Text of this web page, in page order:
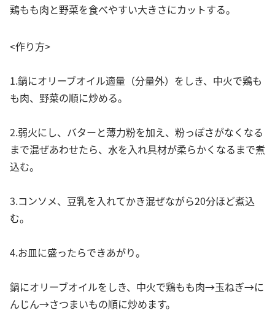
鶏もも肉と野菜を食べやすい大きさにカットする。
<作り方>
1.鍋にオリーブオイル適量（分量外）をしき、中火で鶏も
も肉、野菜の順に炒める。
2.弱火にし、バターと薄力粉を加え、粉っぽさがなくなる
まで混ぜあわせたら、水を入れ具材が柔らかくなるまで煮
込む。
3.コンソメ、豆乳を入れてかき混ぜながら20分ほど煮込
む。
4.お皿に盛ったらできあがり。
鍋にオリーブオイルをしき、中火で鶏もも肉→玉ねぎ→に
んじん→さつまいもの順に炒めます。